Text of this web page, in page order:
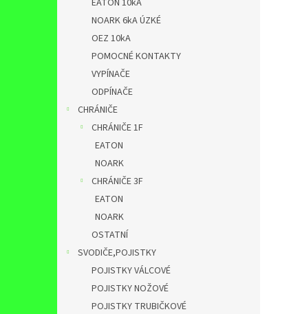
EATON 10kA
NOARK 6kA ÚZKÉ
OEZ 10kA
POMOCNÉ KONTAKTY
VYPÍNAČE
ODPÍNAČE
CHRÁNIČE
CHRÁNIČE 1F
EATON
NOARK
CHRÁNIČE 3F
EATON
NOARK
OSTATNÍ
SVODIČE,POJISTKY
POJISTKY VÁLCOVÉ
POJISTKY NOŽOVÉ
POJISTKY TRUBIČKOVÉ